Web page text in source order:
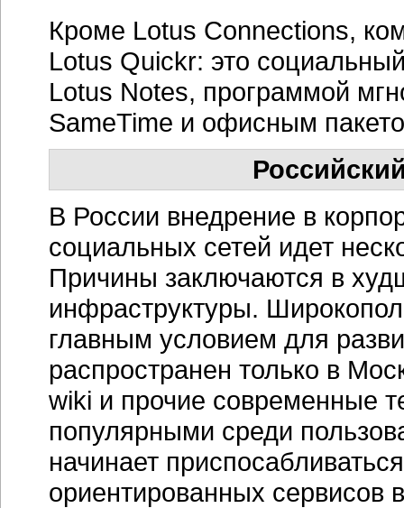
Кроме Lotus Connections,
Lotus Quickr: это
Lotus Notes, программой
SameTime и офисным
В России внедрение в
социальных сетей идет
Причины заключаются в
инфраструктуры.
главным условием для
распространен только в
wiki и прочие современные
популярными среди
начинает
ориентированных сервисов